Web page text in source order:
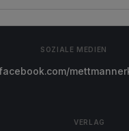
SOZIALE MEDIEN
VERLAG